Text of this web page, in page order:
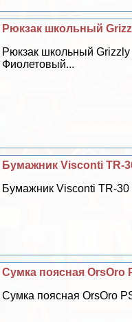
Рюкзак школьный
Рюкзак школьный
Фиолетовый...
Бумажник Visconti TR-
Бумажник Visconti TR-30
Сумка поясная OrsOro
Сумка поясная OrsOro